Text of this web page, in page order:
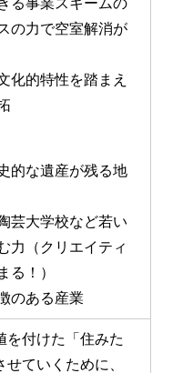
の力で空室解消が
化的特性を踏まえ
的な遺産が残る地
芸大学校など若い
力（クリエイティ
る！）
のある産業
を付けた「住みた
ていくために、